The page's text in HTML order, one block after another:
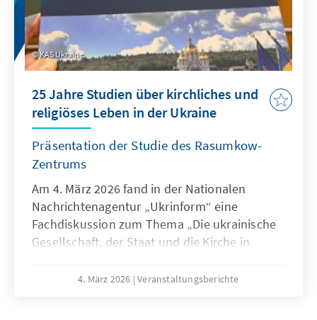
досвідом і формування міцної спільноти
жінок, які щодня відстоюють інтереси своїх
громад.
KAS Ukraine
25 Jahre Studien über kirchliches und
religiöses Leben in der Ukraine
Präsentation der Studie des Rasumkow-
Zentrums
Am 4. März 2026 fand in der Nationalen
Nachrichtenagentur „Ukrinform“ eine
Fachdiskussion zum Thema „Die ukrainische
Gesellschaft, der Staat und die Kirche in
kirchlich-religiöse Situation in der Ukraine
4. März 2026 Veranstaltungsberichte